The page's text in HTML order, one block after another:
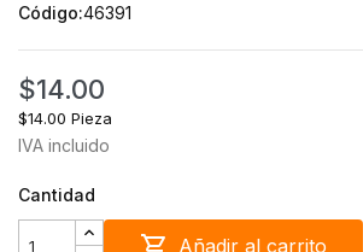
Código:46391
$14.00
$14.00 Pieza
IVA incluido
Cantidad
 Añadir al carrito